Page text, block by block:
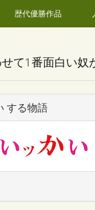
歴代優勝作品
て1番面白い奴
する物語